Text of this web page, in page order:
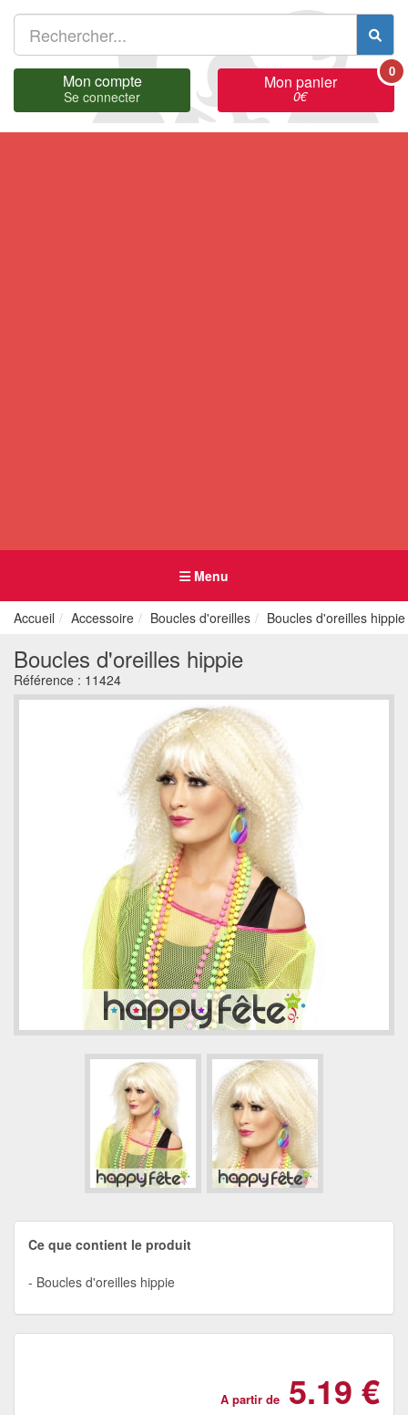
Mon compte
Se connecter
Mon panier
0€
0
Menu
Accueil Accessoire Boucles d'oreilles Boucles d'oreilles hippie
Boucles d'oreilles hippie
Référence : 11424
Ce que contient le produit
Boucles d'oreilles hippie
A partir de 5.19 €